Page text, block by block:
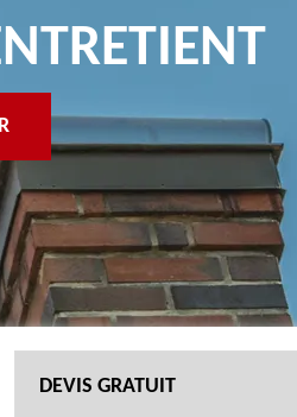
DEVIS GRATUIT